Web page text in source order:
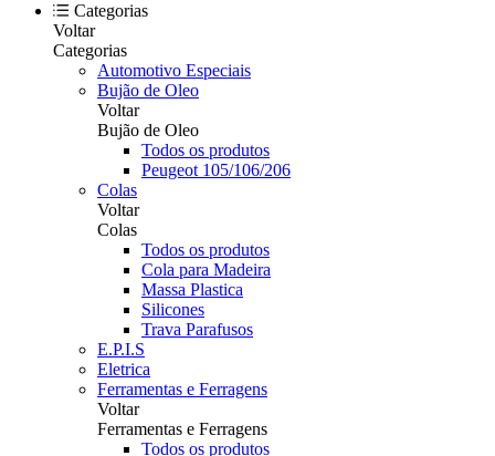
Categorias
Voltar
Categorias
Automotivo Especiais
Bujão de Oleo
Voltar
Bujão de Oleo
Todos os produtos
Peugeot 105/106/206
Colas
Voltar
Colas
Todos os produtos
Cola para Madeira
Massa Plastica
Silicones
Trava Parafusos
E.P.I.S
Eletrica
Ferramentas e Ferragens
Voltar
Ferramentas e Ferragens
Todos os produtos